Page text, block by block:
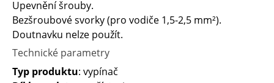
Upevnění šrouby.
Bezšroubové svorky (pro vodiče 1,5-2,5 mm²).
Doutnavku nelze použít.
Technické parametry
Typ produktu: vypínač